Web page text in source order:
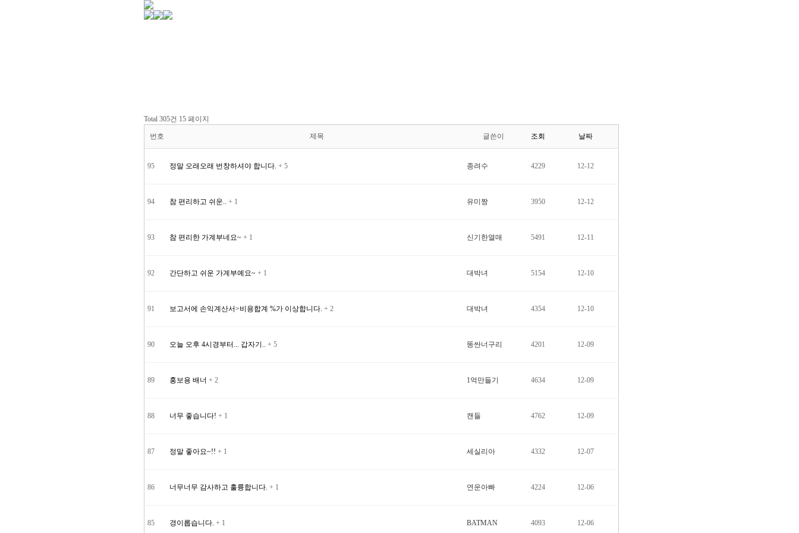
Total 305건 15 페이지
번호 제목 글쓴이 조회 날짜
95 정말 오래오래 번창하셔야 합니다. + 5 종려수 4229 12-12
94 참 편리하고 쉬운.. + 1 유미짱 3950 12-12
93 참 편리한 가계부네요~ + 1 신기한열매 5491 12-11
92 간단하고 쉬운 가계부예요~ + 1 대박녀 5154 12-10
91 보고서에 손익계산서>비용합계 %가 이상합니다. + 2 대박녀 4354 12-10
90 오늘 오후 4시경부터... 갑자기.. + 5 똥싼너구리 4201 12-09
89 홍보용 배너 + 2 1억만들기 4634 12-09
88 너무 좋습니다! + 1 캔들 4762 12-09
87 정말 좋아요~!! + 1 세실리아 4332 12-07
86 너무너무 감사하고 훌륭합니다. + 1 연운아빠 4224 12-06
85 경이롭습니다. + 1 BATMAN 4093 12-06